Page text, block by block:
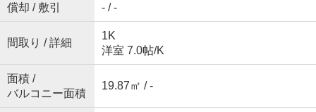
償却 / 敷引 - / -
間取り / 詳細
1K
洋室 7.0帖/K
面積 /
バルコニー面積
19.87㎡ / -